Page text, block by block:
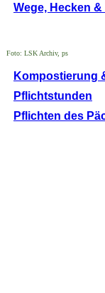
Wege, Hecken &
Foto: LSK Archiv, ps
Kompostierung
Pflichtstunden
Pflichten des